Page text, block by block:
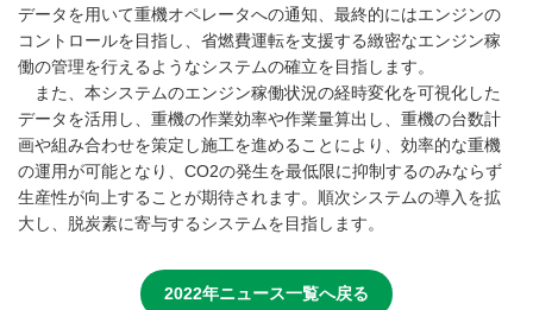
データを用いて重機オペレータへの通知、最終的にはエンジンの
コントロールを目指し、省燃費運転を支援する緻密なエンジン稼
働の管理を行えるようなシステムの確立を目指します。
また、本システムのエンジン稼働状況の経時変化を可視化した
データを活用し、重機の作業効率や作業量算出し、重機の台数計
画や組み合わせを策定し施工を進めることにより、効率的な重機
の運用が可能となり、CO2の発生を最低限に抑制するのみならず
生産性が向上することが期待されます。順次システムの導入を拡
大し、脱炭素に寄与するシステムを目指します。
2022年ニュース一覧へ戻る